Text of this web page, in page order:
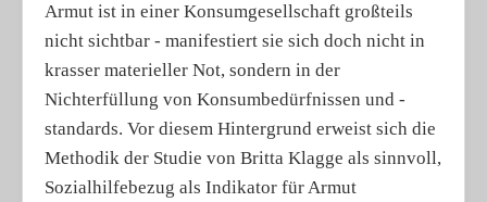
Armut ist in einer Konsumgesellschaft großteils
nicht sichtbar - manifestiert sie sich doch nicht in
krasser materieller Not, sondern in der
Nichterfüllung von Konsumbedürfnissen und -
standards. Vor diesem Hintergrund erweist sich die
Methodik der Studie von Britta Klagge als sinnvoll,
Sozialhilfebezug als Indikator für Armut